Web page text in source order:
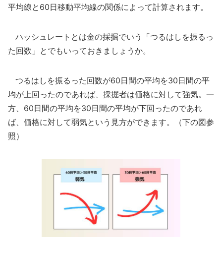
平均線と60日移動平均線の関係によって計算されます。
ハッシュレートとは金の採掘でいう「つるはしを振るっ
た回数」とでもいっておきましょうか。
つるはしを振るった回数が60日間の平均を30日間の平
均が上回ったのであれば、採掘者は価格に対して強気。一
方、60日間の平均を30日間の平均が下回ったのであれ
ば、価格に対して弱気という見方ができます。（下の図参
照）